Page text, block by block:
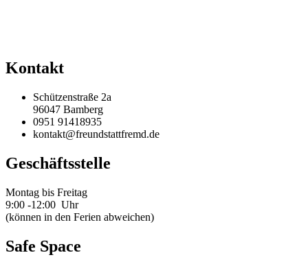
Kontakt
Schützenstraße 2a
96047 Bamberg
0951 91418935
kontakt@freundstattfremd.de
Geschäftsstelle
Montag bis Freitag
9:00 -12:00 Uhr
(können in den Ferien abweichen)
Safe Space